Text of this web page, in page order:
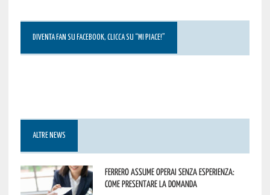
DIVENTA FAN SU FACEBOOK, CLICCA SU “MI PIACE!”
ALTRE NEWS
Ferrero assume operai senza esperienza:
come presentare la domanda